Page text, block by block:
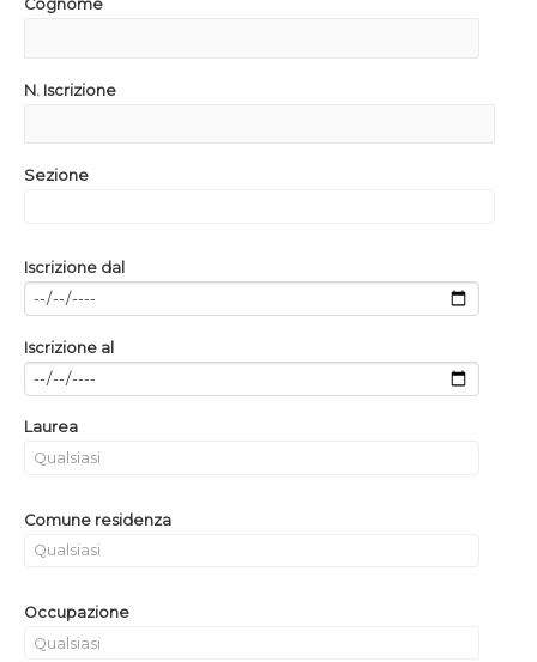
Cognome
N. Iscrizione
Sezione
Iscrizione dal
Iscrizione al
Laurea
Comune residenza
Occupazione